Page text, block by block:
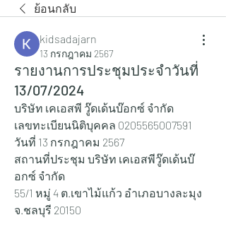
ย้อนกลับ
kidsadajarn
13 กรกฎาคม 2567
รายงานการประชุมประจำวันที่
13/07/2024
บริษัท เคเอสพี วู๊ดเด้นบ๊อกซ์ จำกัด
เลขทะเบียนนิติบุคคล 0205565007591
วันที่ 13 กรกฎาคม 2567
สถานที่ประชุม บริษัท เคเอสพีวู๊ดเด้นบ๊
อกซ์ จำกัด
55/1 หมู่ 4 ต.เขาไม้แก้ว อำเภอบางละมุง
จ.ชลบุรี 20150